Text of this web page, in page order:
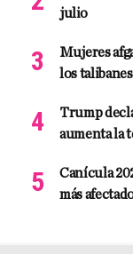
julio
Mujeres
los talibanes
Trump
aumenta la
Canícula
más